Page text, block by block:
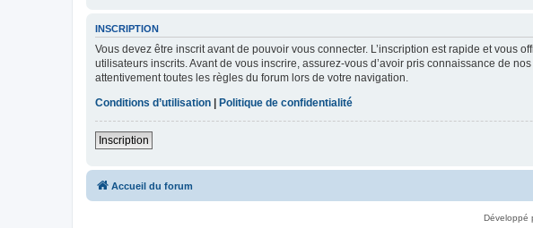
INSCRIPTION
Vous devez être inscrit avant de pouvoir vous connecter. L’inscription est rapide et
utilisateurs inscrits. Avant de vous inscrire, assurez-vous d’avoir pris connaissance de
attentivement toutes les règles du forum lors de votre navigation.
Conditions d’utilisation
Politique de confidentialité
Inscription
Accueil du forum
Développé